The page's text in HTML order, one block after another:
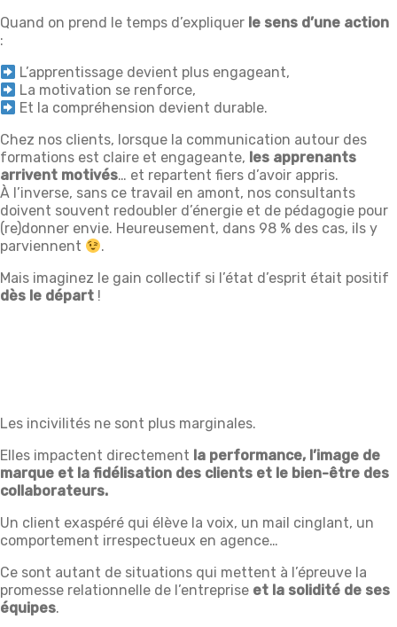
Quand on prend le temps d’expliquer le sens d’une action
:
L’apprentissage devient plus engageant,
La motivation se renforce,
Et la compréhension devient durable.
Chez nos clients, lorsque la communication autour des
formations est claire et engageante, les apprenants
arrivent motivés… et repartent fiers d’avoir appris.
À l’inverse, sans ce travail en amont, nos consultants
doivent souvent redoubler d’énergie et de pédagogie pour
(re)donner envie. Heureusement, dans 98 % des cas, ils y
parviennent
.
Mais imaginez le gain collectif si l’état d’esprit était positif
dès le départ !
Les incivilités ne sont plus marginales.
Elles impactent directement la performance, l’image de
marque et la fidélisation des clients et le bien-être des
collaborateurs.
Un client exaspéré qui élève la voix, un mail cinglant, un
comportement irrespectueux en agence…
Ce sont autant de situations qui mettent à l’épreuve la
promesse relationnelle de l’entreprise et la solidité de ses
équipes.